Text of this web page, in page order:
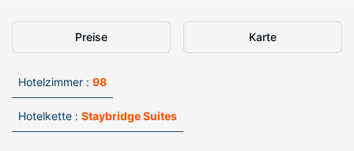
Preise Karte
Hotelzimmer : 98
Hotelkette : Staybridge Suites